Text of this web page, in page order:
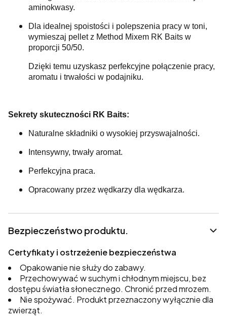
aminokwasy.
Dla idealnej spoistości i polepszenia pracy w toni,
wymieszaj pellet z Method Mixem RK Baits w
proporcji 50/50.
Dzięki temu uzyskasz perfekcyjne połączenie pracy,
aromatu i trwałości w podajniku.
Sekrety skuteczności RK Baits:
Naturalne składniki o wysokiej przyswajalności.
Intensywny, trwały aromat.
Perfekcyjna praca.
Opracowany przez wędkarzy dla wędkarza.
Bezpieczeństwo produktu.
Certyfikaty i ostrzeżenie bezpieczeństwa
Opakowanie nie służy do zabawy.
Przechowywać w suchym i chłodnym miejscu, bez
dostępu światła słonecznego. Chronić przed mrozem.
Nie spożywać. Produkt przeznaczony wyłącznie dla
zwierząt.